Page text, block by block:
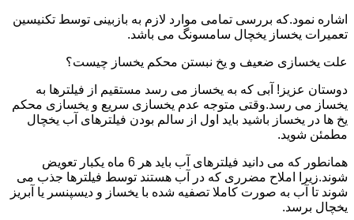
اشاره نمود.که بررسی تمامی موارد لازم به بازبینی توسط تکنیسین
تعمیرات یخساز یخچال سامسونگ می باشد.
علت یخسازی ضعیف و یخ نبستن محکم یخساز چیست؟
دوستان عزیز! آبی که به یخساز می رسد مستقیم از فیلترها به
یخساز می رسد.وقتی متوجه عدم یخسازی سریع و یخسازی محکم
یخ ها در یخساز باشید باید اول از سالم بودن فیلترهای آب یخچال
مطمئن شوید.
همانطور که می دانید فیلترهای آب باید هر 6 ماه یکبار تعویض
شوند.زیرا املاح مضرری که در آب هستند توسط فیلترها جذب می
شوند تا آب به صورت کاملا تصفیه شده با یخساز و دیسپنسر یا آبریز
یخچال برسد.